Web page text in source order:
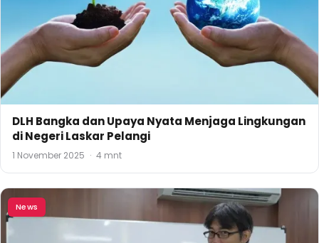
DLH Bangka dan Upaya Nyata Menjaga Lingkungan
di Negeri Laskar Pelangi
1 November 2025 · 4 mnt
News